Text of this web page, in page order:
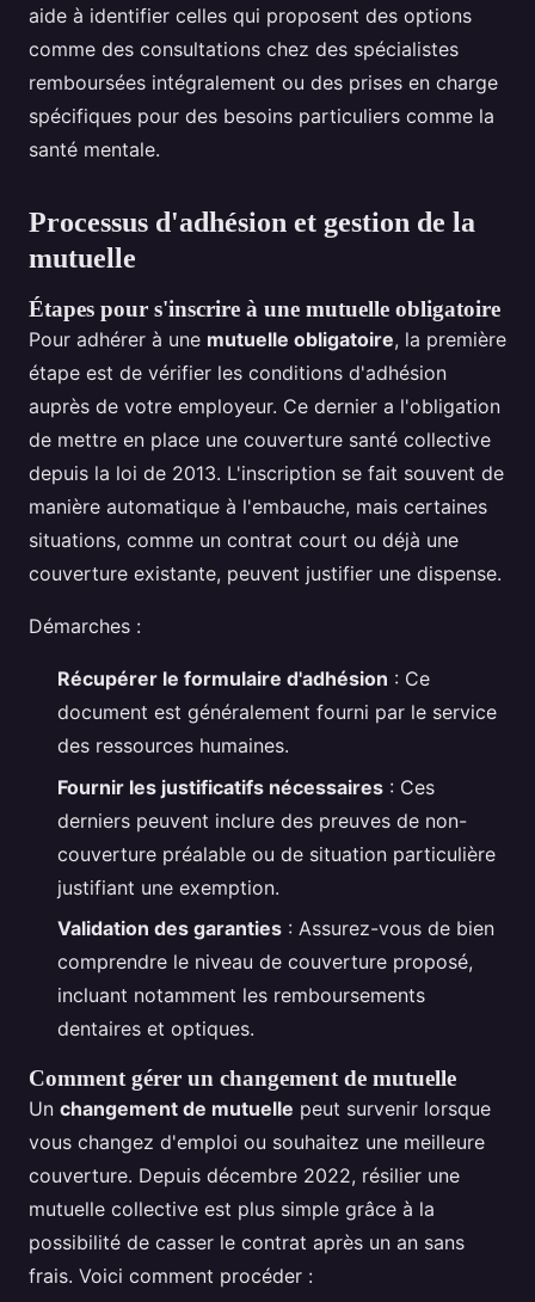
aide à identifier celles qui proposent des options
comme des consultations chez des spécialistes
remboursées intégralement ou des prises en charge
spécifiques pour des besoins particuliers comme la
santé mentale.
Processus d'adhésion et gestion de la
mutuelle
Étapes pour s'inscrire à une mutuelle obligatoire
Pour adhérer à une mutuelle obligatoire, la première
étape est de vérifier les conditions d'adhésion
auprès de votre employeur. Ce dernier a l'obligation
de mettre en place une couverture santé collective
depuis la loi de 2013. L'inscription se fait souvent de
manière automatique à l'embauche, mais certaines
situations, comme un contrat court ou déjà une
couverture existante, peuvent justifier une dispense.
Démarches :
Récupérer le formulaire d'adhésion : Ce
document est généralement fourni par le service
des ressources humaines.
Fournir les justificatifs nécessaires : Ces
derniers peuvent inclure des preuves de non-
couverture préalable ou de situation particulière
justifiant une exemption.
Validation des garanties : Assurez-vous de bien
comprendre le niveau de couverture proposé,
incluant notamment les remboursements
dentaires et optiques.
Comment gérer un changement de mutuelle
Un changement de mutuelle peut survenir lorsque
vous changez d'emploi ou souhaitez une meilleure
couverture. Depuis décembre 2022, résilier une
mutuelle collective est plus simple grâce à la
possibilité de casser le contrat après un an sans
frais. Voici comment procéder :